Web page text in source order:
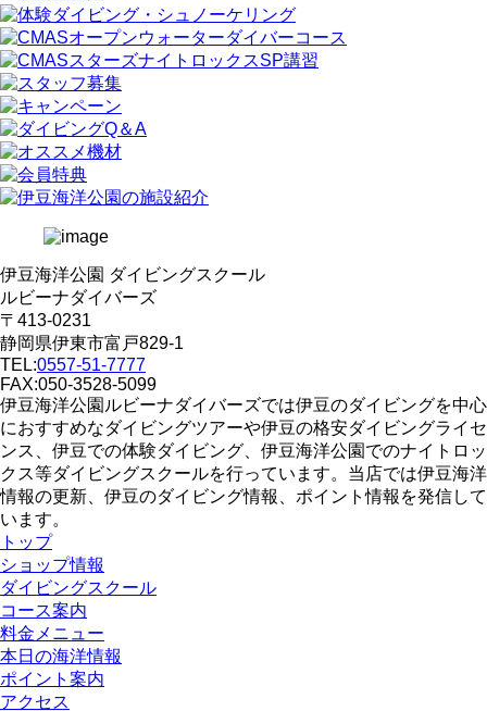
伊豆海洋公園 ダイビングスクール
ルビーナダイバーズ
〒413-0231
静岡県伊東市富戸829-1
TEL:0557-51-7777
FAX:050-3528-5099
伊豆海洋公園ルビーナダイバーズでは伊豆のダイビングを中心
におすすめなダイビングツアーや伊豆の格安ダイビングライセ
ンス、伊豆での体験ダイビング、伊豆海洋公園でのナイトロッ
クス等ダイビングスクールを行っています。当店では伊豆海洋
情報の更新、伊豆のダイビング情報、ポイント情報を発信して
います。
トップ
ショップ情報
ダイビングスクール
コース案内
料金メニュー
本日の海洋情報
ポイント案内
アクセス